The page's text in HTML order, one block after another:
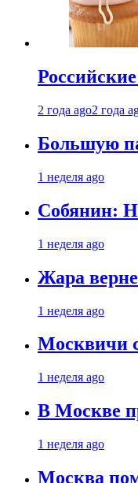
2 года ago2 года
Большую
1 неделя ago
Собянин:
1 неделя ago
Жара
1 неделя ago
Москвичи
1 неделя ago
В Москве
1 неделя ago
Москва